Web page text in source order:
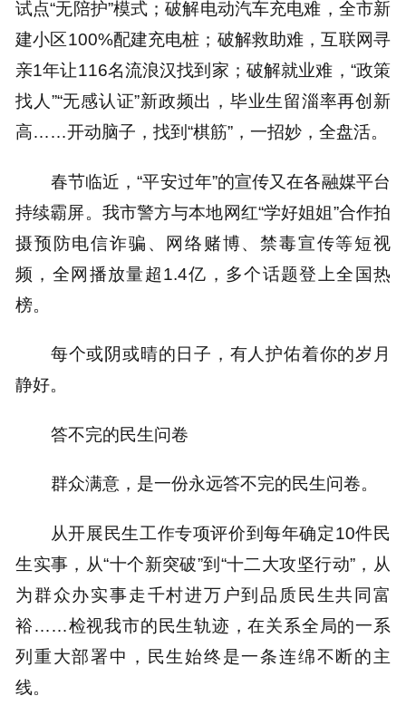
试点“无陪护”模式；破解电动汽车充电难，全市新
建小区100%配建充电桩；破解救助难，互联网寻
亲1年让116名流浪汉找到家；破解就业难，“政策
找人”“无感认证”新政频出，毕业生留淄率再创新
高……开动脑子，找到“棋筋”，一招妙，全盘活。
春节临近，“平安过年”的宣传又在各融媒平台
持续霸屏。我市警方与本地网红“学好姐姐”合作拍
摄预防电信诈骗、网络赌博、禁毒宣传等短视
频，全网播放量超1.4亿，多个话题登上全国热
榜。
每个或阴或晴的日子，有人护佑着你的岁月
静好。
答不完的民生问卷
群众满意，是一份永远答不完的民生问卷。
从开展民生工作专项评价到每年确定10件民
生实事，从“十个新突破”到“十二大攻坚行动”，从
为群众办实事走千村进万户到品质民生共同富
裕……检视我市的民生轨迹，在关系全局的一系
列重大部署中，民生始终是一条连绵不断的主
线。